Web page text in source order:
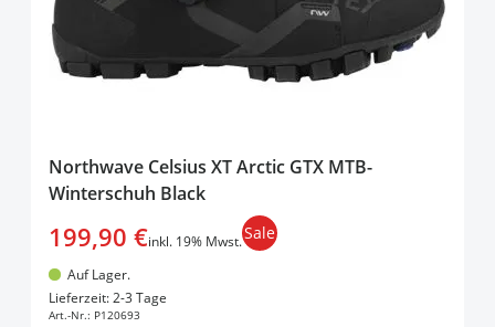
Northwave Celsius XT Arctic GTX MTB-
Winterschuh Black
199,90 €inkl. 19% Mwst.Sale
Auf Lager.
Lieferzeit: 2-3 Tage
Art.-Nr.: P120693